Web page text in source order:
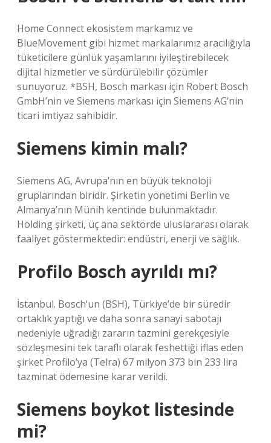
Home Connect ekosistem markamız ve
BlueMovement gibi hizmet markalarımız aracılığıyla
tüketicilere günlük yaşamlarını iyileştirebilecek
dijital hizmetler ve sürdürülebilir çözümler
sunuyoruz. *BSH, Bosch markası için Robert Bosch
GmbH’nin ve Siemens markası için Siemens AG’nin
ticari imtiyaz sahibidir.
Siemens kimin malı?
Siemens AG, Avrupa’nın en büyük teknoloji
gruplarından biridir. Şirketin yönetimi Berlin ve
Almanya’nın Münih kentinde bulunmaktadır.
Holding şirketi, üç ana sektörde uluslararası olarak
faaliyet göstermektedir: endüstri, enerji ve sağlık.
Profilo Bosch ayrıldı mı?
İstanbul. Bosch’un (BSH), Türkiye’de bir süredir
ortaklık yaptığı ve daha sonra sanayi sabotajı
nedeniyle uğradığı zararın tazmini gerekçesiyle
sözleşmesini tek taraflı olarak feshettiği iflas eden
şirket Profilo’ya (Telra) 67 milyon 373 bin 233 lira
tazminat ödemesine karar verildi.
Siemens boykot listesinde
mi?